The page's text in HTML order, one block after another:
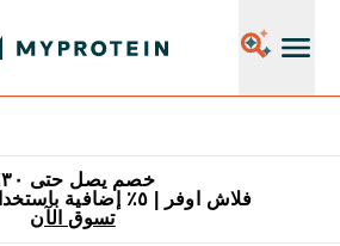
خصم يصل حتى ٣٠٪
فلاش اوفر | ٥٪ إضافية باستخدام كود محدود
تسوق الآن